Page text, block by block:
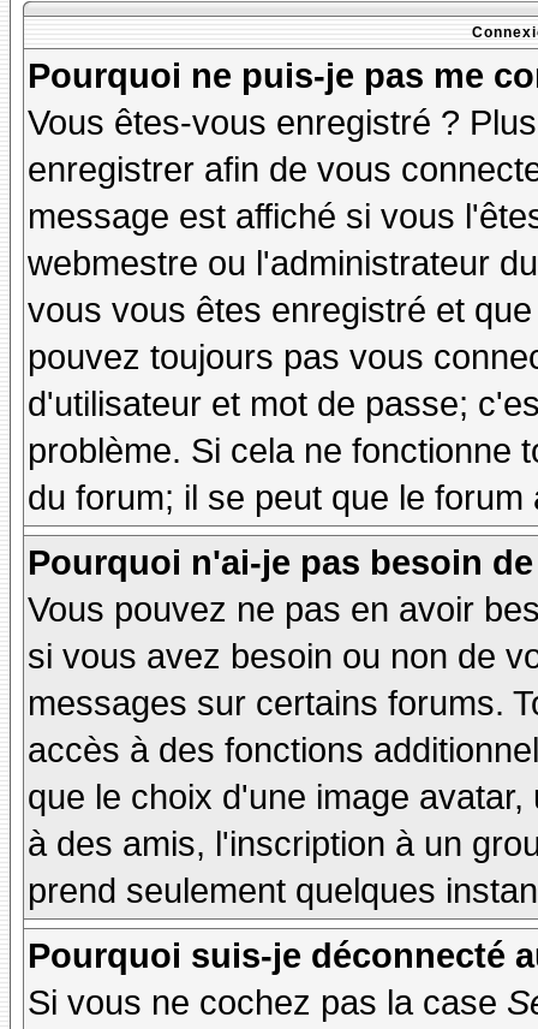
Pourquoi ne puis-je pas me
Vous êtes-vous enregistré ?
enregistrer afin de vous
message est affiché si vous
webmestre ou l'administrateur
vous vous êtes enregistré et
pouvez toujours pas vous
d'utilisateur et mot de passe;
problème. Si cela ne fonctionne
du forum; il se peut que le
Pourquoi n'ai-je pas besoin
Vous pouvez ne pas en avoir
si vous avez besoin ou non de
messages sur certains forums.
accès à des fonctions
que le choix d'une image
à des amis, l'inscription à un
prend seulement quelques
Pourquoi suis-je déconnecté
Si vous ne cochez pas la case